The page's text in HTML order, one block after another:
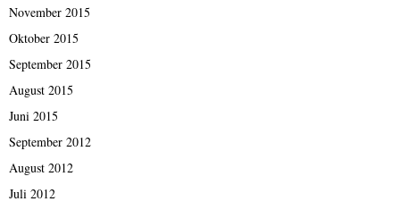
November 2015
Oktober 2015
September 2015
August 2015
Juni 2015
September 2012
August 2012
Juli 2012